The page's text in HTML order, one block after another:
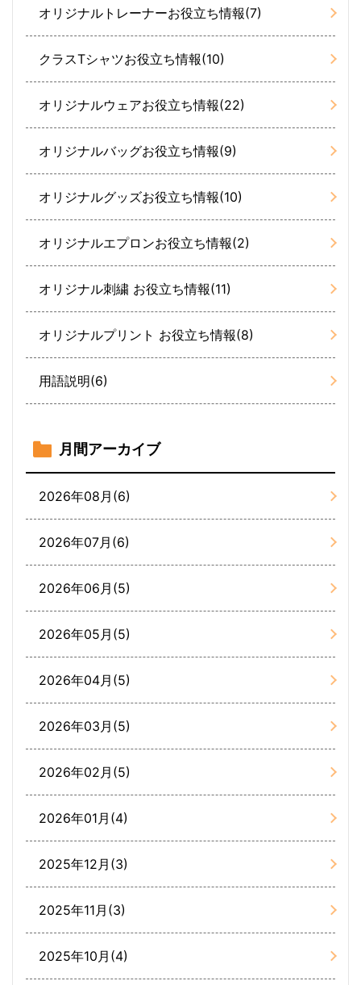
オリジナルトレーナーお役立ち情報(7)
クラスTシャツお役立ち情報(10)
オリジナルウェアお役立ち情報(22)
オリジナルバッグお役立ち情報(9)
オリジナルグッズお役立ち情報(10)
オリジナルエプロンお役立ち情報(2)
オリジナル刺繍 お役立ち情報(11)
オリジナルプリント お役立ち情報(8)
用語説明(6)
月間アーカイブ
2026年08月(6)
2026年07月(6)
2026年06月(5)
2026年05月(5)
2026年04月(5)
2026年03月(5)
2026年02月(5)
2026年01月(4)
2025年12月(3)
2025年11月(3)
2025年10月(4)